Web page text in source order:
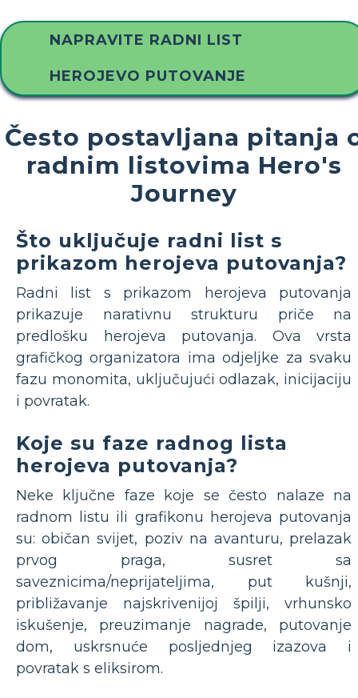
NAPRAVITE RADNI LIST
HEROJEVO PUTOVANJE
Često postavljana pitanja
radnim listovima Hero's
Journey
Što uključuje radni list s
prikazom herojeva putovanja?
Radni list s prikazom herojeva putovanja
prikazuje narativnu strukturu priče na
predlošku herojeva putovanja. Ova vrsta
grafičkog organizatora ima odjeljke za svaku
fazu monomita, uključujući odlazak, inicijaciju
i povratak.
Koje su faze radnog lista
herojeva putovanja?
Neke ključne faze koje se često nalaze na
radnom listu ili grafikonu herojeva putovanja
su: običan svijet, poziv na avanturu, prelazak
prvog praga, susret sa
saveznicima/neprijateljima, put kušnji,
približavanje najskrivenijoj špilji, vrhunsko
iskušenje, preuzimanje nagrade, putovanje
dom, uskrsnuće posljednjeg izazova i
povratak s eliksirom.